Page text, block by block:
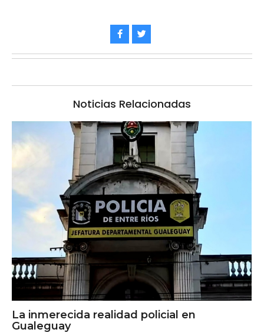
Noticias Relacionadas
La inmerecida realidad policial en
Gualeguay